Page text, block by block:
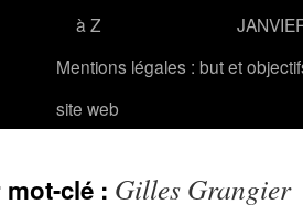
à Z
Mentions légales : but et
site web
clé : Gilles Grangier